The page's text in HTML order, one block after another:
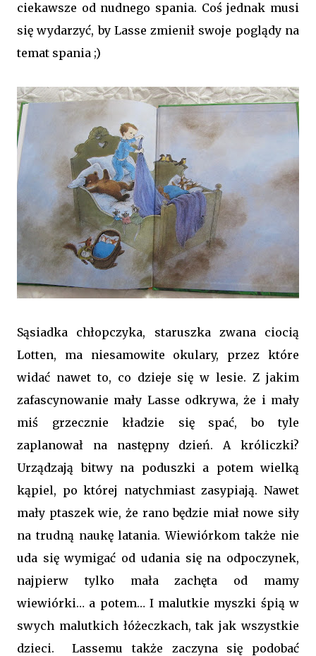
ciekawsze od nudnego spania. Coś jednak musi
się wydarzyć, by Lasse zmienił swoje poglądy na
temat spania ;)
Sąsiadka chłopczyka, staruszka zwana ciocią
Lotten, ma niesamowite okulary, przez które
widać nawet to, co dzieje się w lesie. Z jakim
zafascynowanie mały Lasse odkrywa, że i mały
miś grzecznie kładzie się spać, bo tyle
zaplanował na następny dzień. A króliczki?
Urządzają bitwy na poduszki a potem wielką
kąpiel, po której natychmiast zasypiają. Nawet
mały ptaszek wie, że rano będzie miał nowe siły
na trudną naukę latania. Wiewiórkom także nie
uda się wymigać od udania się na odpoczynek,
najpierw tylko mała zachęta od mamy
wiewiórki… a potem… I malutkie myszki śpią w
swych malutkich łóżeczkach, tak jak wszystkie
dzieci. Lassemu także zaczyna się podobać